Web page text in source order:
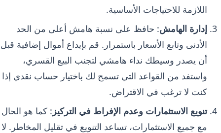
اللازمة للاحتياجات الأساسية.
إدارة الهامش: حافظ على نسبة هامش أعلى من الحد
الأدنى وتابع الأسعار باستمرار. قم بإيداع أموال إضافية قبل
أن يصدر وسيطك نداء هامشي لتجنب البيع القسري،
واستفد من القواعد التي تسمح لك باختيار حساب نقدي إذا
كنت لا ترغب في الاقتراض.
تنويع الاستثمارات وعدم الإفراط في التركيز : كما هو الحال
مع جميع الاستثمارات، تساعد التنويع في تقليل المخاطر. لا